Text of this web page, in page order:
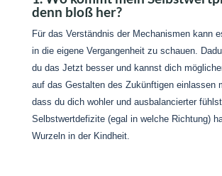
denn bloß her?
Für das Verständnis der Mechanismen kann
in die eigene Vergangenheit zu schauen.
du das Jetzt besser und kannst dich
auf das Gestalten des Zukünftigen einlassen
dass du dich wohler und ausbalancierter
Selbstwertdefizite (egal in welche Richtung)
Wurzeln in der Kindheit.